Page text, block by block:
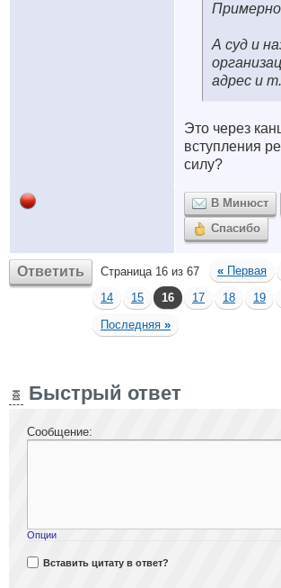
А суд и
адрес и
Это через
вступления
силу?
В Минюст
Спасибо
Ответить Страница 16 из 67 « Первая
14
15 16 17 18 19
Последняя »
Быстрый ответ
Сообщение:
Опции
Вставить цитату в ответ?